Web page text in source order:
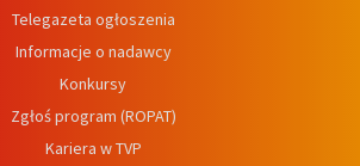
Telegazeta ogłoszenia
Informacje o nadawcy
Konkursy
Zgłoś program (ROPAT)
Kariera w TVP